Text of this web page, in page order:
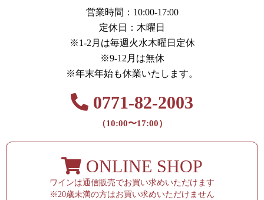
営業時間：10:00-17:00
定休日：木曜日
※1-2月は毎週火水木曜日定休
※9-12月は無休
※年末年始も休業いたします。
0771-82-2003
（10:00〜17:00）
ONLINE SHOP
ワインは通信販売でお買い求めいただけます
※20歳未満の方はお買い求めいただけません